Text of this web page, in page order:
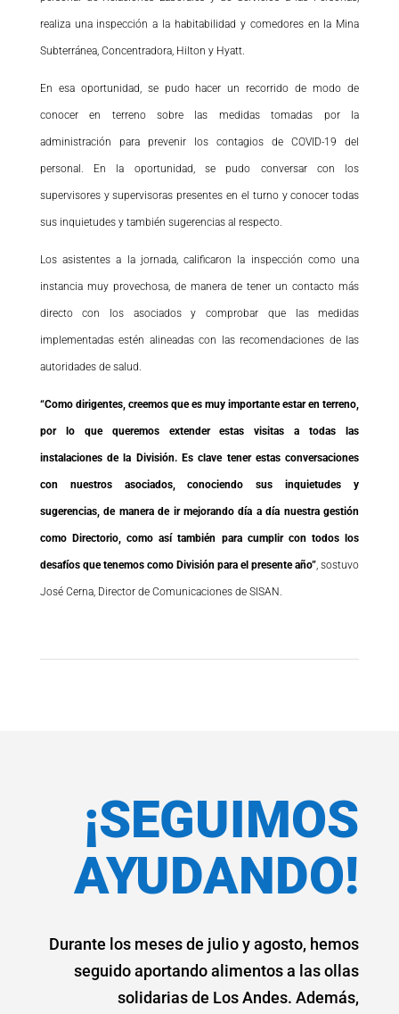
realiza una inspección a la habitabilidad y comedores en la Mina
Subterránea, Concentradora, Hilton y Hyatt.
En esa oportunidad, se pudo hacer un recorrido de modo de
conocer en terreno sobre las medidas tomadas por la
administración para prevenir los contagios de COVID-19 del
personal. En la oportunidad, se pudo conversar con los
supervisores y supervisoras presentes en el turno y conocer todas
sus inquietudes y también sugerencias al respecto.
Los asistentes a la jornada, calificaron la inspección como una
instancia muy provechosa, de manera de tener un contacto más
directo con los asociados y comprobar que las medidas
implementadas estén alineadas con las recomendaciones de las
autoridades de salud.
“Como dirigentes, creemos que es muy importante estar en terreno,
por lo que queremos extender estas visitas a todas las
instalaciones de la División. Es clave tener estas conversaciones
con nuestros asociados, conociendo sus inquietudes y
sugerencias, de manera de ir mejorando día a día nuestra gestión
como Directorio, como así también para cumplir con todos los
desafíos que tenemos como División para el presente año”, sostuvo
José Cerna, Director de Comunicaciones de SISAN.
¡SEGUIMOS
AYUDANDO!
Durante los meses de julio y agosto, hemos
seguido aportando alimentos a las ollas
solidarias de Los Andes. Además,